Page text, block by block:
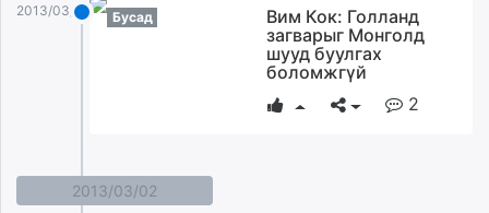
2013/03/05 Бусад
Вим Кок: Голланд
загварыг Монголд
шууд буулгах
боломжгүй
2
2013/03/02